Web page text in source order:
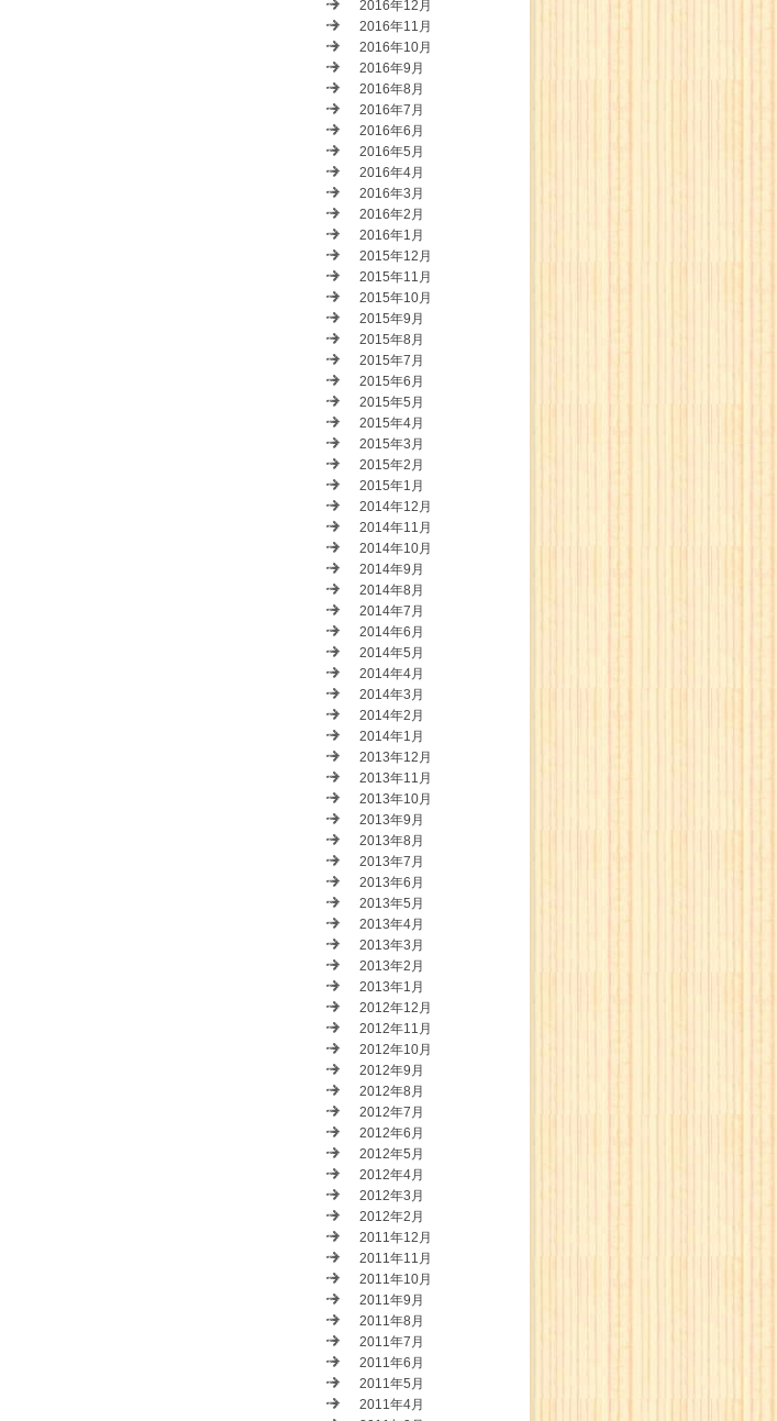
2016年12月
2016年11月
2016年10月
2016年9月
2016年8月
2016年7月
2016年6月
2016年5月
2016年4月
2016年3月
2016年2月
2016年1月
2015年12月
2015年11月
2015年10月
2015年9月
2015年8月
2015年7月
2015年6月
2015年5月
2015年4月
2015年3月
2015年2月
2015年1月
2014年12月
2014年11月
2014年10月
2014年9月
2014年8月
2014年7月
2014年6月
2014年5月
2014年4月
2014年3月
2014年2月
2014年1月
2013年12月
2013年11月
2013年10月
2013年9月
2013年8月
2013年7月
2013年6月
2013年5月
2013年4月
2013年3月
2013年2月
2013年1月
2012年12月
2012年11月
2012年10月
2012年9月
2012年8月
2012年7月
2012年6月
2012年5月
2012年4月
2012年3月
2012年2月
2011年12月
2011年11月
2011年10月
2011年9月
2011年8月
2011年7月
2011年6月
2011年5月
2011年4月